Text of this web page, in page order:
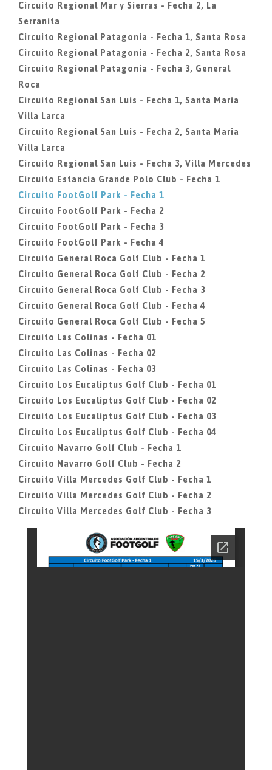
Circuito Regional Mar y Sierras - Fecha 2, La
Serranita
Circuito Regional Patagonia - Fecha 1, Santa Rosa
Circuito Regional Patagonia - Fecha 2, Santa Rosa
Circuito Regional Patagonia - Fecha 3, General
Roca
Circuito Regional San Luis - Fecha 1, Santa Maria
Villa Larca
Circuito Regional San Luis - Fecha 2, Santa Maria
Villa Larca
Circuito Regional San Luis - Fecha 3, Villa Mercedes
Circuito Estancia Grande Polo Club - Fecha 1
Circuito FootGolf Park - Fecha 1
Circuito FootGolf Park - Fecha 2
Circuito FootGolf Park - Fecha 3
Circuito FootGolf Park - Fecha 4
Circuito General Roca Golf Club - Fecha 1
Circuito General Roca Golf Club - Fecha 2
Circuito General Roca Golf Club - Fecha 3
Circuito General Roca Golf Club - Fecha 4
Circuito General Roca Golf Club - Fecha 5
Circuito Las Colinas - Fecha 01
Circuito Las Colinas - Fecha 02
Circuito Las Colinas - Fecha 03
Circuito Los Eucaliptus Golf Club - Fecha 01
Circuito Los Eucaliptus Golf Club - Fecha 02
Circuito Los Eucaliptus Golf Club - Fecha 03
Circuito Los Eucaliptus Golf Club - Fecha 04
Circuito Navarro Golf Club - Fecha 1
Circuito Navarro Golf Club - Fecha 2
Circuito Villa Mercedes Golf Club - Fecha 1
Circuito Villa Mercedes Golf Club - Fecha 2
Circuito Villa Mercedes Golf Club - Fecha 3